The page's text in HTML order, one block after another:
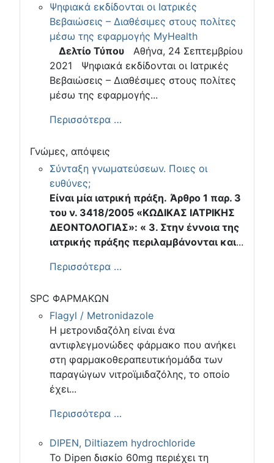
Ψηφιακά εκδίδονται οι Ιατρικές
Βεβαιώσεις – Διαθέσιμες στους πολίτες
μέσω της εφαρμογής MyHealth
Δελτίο Τύπου Αθήνα, 24 Σεπτεμβρίου
2021 Ψηφιακά εκδίδονται οι Ιατρικές
Βεβαιώσεις – Διαθέσιμες στους πολίτες
μέσω της εφαρμογής...
Περισσότερα …
Γνώμες, απόψεις
Σύνταξη γνωματεύσεων. Ποιες οι
ευθύνες;
Είναι μία ιατρική πράξη. Άρθρο 1 παρ. 3
του ν. 3418/2005 «ΚΩΔΙΚΑΣ ΙΑΤΡΙΚΗΣ
ΔΕΟΝΤΟΛΟΓΙΑΣ»: « 3. Στην έννοια της
ιατρικής πράξης περιλαμβάνονται και...
Περισσότερα …
SPC ΦΑΡΜΑΚΩΝ
Flagyl / Metronidazole
Η μετρονιδαζόλη είναι ένα
αντιφλεγμονώδες φάρμακο που ανήκει
στη φαρμακοθεραπευτικήομάδα των
παραγώγων νιτροϊμιδαζόλης, το οποίο
έχει...
Περισσότερα …
DIPEN, Diltiazem hydrochloride
Το Dipen δισκίο 60mg περιέχει τη